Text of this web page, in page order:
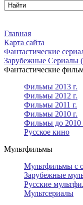
Главная
Карта сайта
Фантастические
Зарубежные Сериалы
Фантастические
Фильмы 2013 г.
Фильмы 2012 г.
Фильмы 2011 г.
Фильмы 2010 г.
Фильмы до 2010
Русское кино
Мультфильмы
Мультфильмы с
Зарубежные
Русские
Мультсериалы